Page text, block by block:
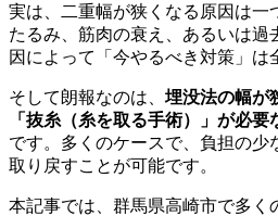
実は、二重幅が狭くなる原因は一
たるみ、筋肉の衰え、あるいは過
因によって「今やるべき対策」は
そして朗報なのは、 埋没法の幅が
「抜糸（糸を取る手術）」が必要
です。多くのケースで、負担の少
取り戻すことが可能です。
本記事では、群馬県高崎市で多く